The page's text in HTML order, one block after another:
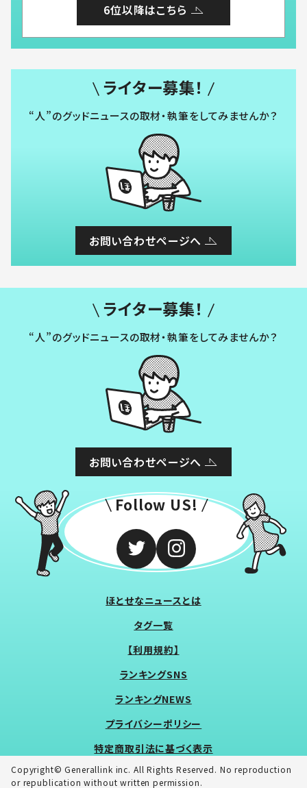
6位以降はこちら
ライター募集！
“人”のグッドニュースの取材・執筆をしてみませんか？
お問い合わせページへ
ライター募集！
“人”のグッドニュースの取材・執筆をしてみませんか？
お問い合わせページへ
Follow US!
ほとせなニュースとは
タグ一覧
【利用規約】
ランキングSNS
ランキングNEWS
プライバシーポリシー
特定商取引法に基づく表示
Copyright© Generallink inc. All Rights Reserved. No reproduction
or republication without written permission.